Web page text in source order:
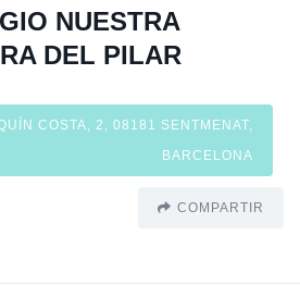
NUESTRA
DEL PILAR
COSTA, 2, 08181 SENTMENAT,
BARCELONA
COMPARTIR